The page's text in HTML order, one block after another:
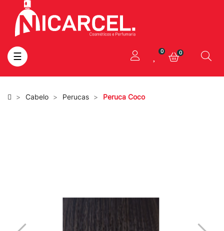
Toggle
navigation
☰ 0 0
Cabelo Perucas Peruca Coco